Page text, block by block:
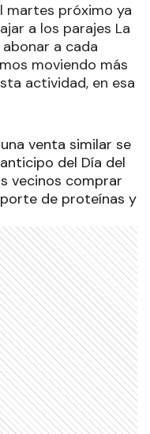
martes próximo ya
a los parajes La
a cada
moviendo más
actividad, en esa
venta similar se
del Día del
vecinos comprar
de proteínas y